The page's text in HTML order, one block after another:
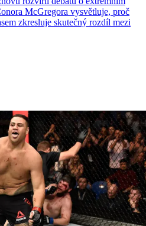
McGregora vysvětluje, proč
zkresluje skutečný rozdíl mezi